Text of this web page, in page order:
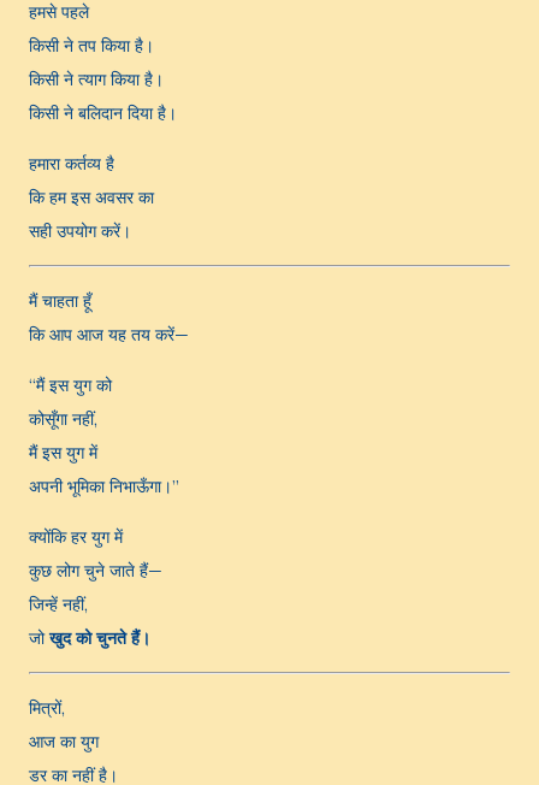
हमसे पहले
किसी ने तप किया है।
किसी ने त्याग किया है।
किसी ने बलिदान दिया है।
हमारा कर्तव्य है
कि हम इस अवसर का
सही उपयोग करें।
मैं चाहता हूँ
कि आप आज यह तय करें—
“मैं इस युग को
कोसूँगा नहीं,
मैं इस युग में
अपनी भूमिका निभाऊँगा।”
क्योंकि हर युग में
कुछ लोग चुने जाते हैं—
जिन्हें नहीं,
जोखुद को चुनते हैं।
मित्रों,
आज का युग
डर का नहीं है।